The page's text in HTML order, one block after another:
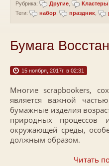
Рубрика: Другие
Кластеры
Теги:
набор праздник
Бумага
15 ноября, 2017г. в 02:31
Многие scrapbookers,
является важной
бумажные изделия
природных процессов
окружающей среды,
должным образом.
Читать